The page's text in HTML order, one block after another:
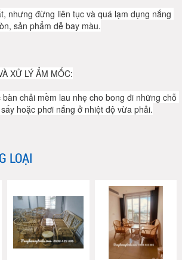
nhưng đừng liên tục và quá lạm dụng nắng
sản phẩm dễ bay màu.
XỬ LÝ ẨM MỐC:
chải mềm lau nhẹ cho bong đi những chỗ
hoặc phơi nắng ở nhiệt độ vừa phải.
LOẠI